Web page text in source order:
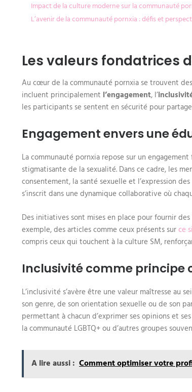
Impact de la culture moderne sur la communauté
L’avenir de la communauté pornxia : défis et
Les valeurs fondatrices
Au cœur de la communauté pornxia se trouvent
incluent principalement l’engagement, l’
les participants se sentent en sécurité pour
Engagement envers une
La communauté pornxia repose sur un
stigmatisante de la sexualité. Dans ce cadre, les
consentement, la santé sexuelle et l’expression
s’inscrit dans une dynamique collaborative où
Des initiatives sont mises en place pour fournir
exemple, des articles comme ceux présents surce
compris ceux qui touchent à la culture SM,
Inclusivité comme principe
L’inclusivité s’avère être une valeur maîtresse au
son genre, de son orientation sexuelle ou de son
permettant à chacun d’exprimer ses opinions et
la communauté LGBTQ+ ou d’autres groupes
A lire aussi : Comment optimiser votre